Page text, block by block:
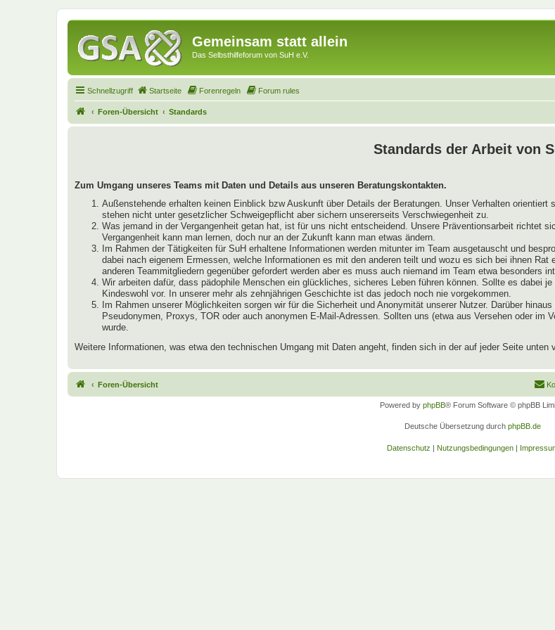
Gemeinsam statt allein
Das Selbsthilfeforum von SuH e.V.
Schnellzugriff Startseite Forenregeln Forum rules
Foren-Übersicht Standards
Standards der Arbeit von
Zum Umgang unseres Teams mit Daten und Details aus unseren Beratungskontakten.
Außenstehende erhalten keinen Einblick bzw Auskunft über Details der Beratungen. Unser Verhalten
stehen nicht unter gesetzlicher Schweigepflicht aber sichern unsererseits Verschwiegenheit zu.
Was jemand in der Vergangenheit getan hat, ist für uns nicht entscheidend. Unsere Präventionsarbeit richtet
Vergangenheit kann man lernen, doch nur an der Zukunft kann man etwas ändern.
Im Rahmen der Tätigkeiten für SuH erhaltene Informationen werden mitunter im Team ausgetauscht und
dabei nach eigenem Ermessen, welche Informationen es mit den anderen teilt und wozu es sich bei ihnen
anderen Teammitgliedern gegenüber gefordert werden aber es muss auch niemand im Team etwa besonders
Wir arbeiten dafür, dass pädophile Menschen ein glückliches, sicheres Leben führen können. Sollte es dabei
Kindeswohl vor. In unserer mehr als zehnjährigen Geschichte ist das jedoch noch nie vorgekommen.
Im Rahmen unserer Möglichkeiten sorgen wir für die Sicherheit und Anonymität unserer Nutzer. Darüber
Pseudonymen, Proxys, TOR oder auch anonymen E-Mail-Adressen. Sollten uns (etwa aus Versehen oder im
wurde.
Weitere Informationen, was etwa den technischen Umgang mit Daten angeht, finden sich in der auf jeder Seite unten
Foren-Übersicht
Powered by phpBB® Forum Software © phpBB
Deutsche Übersetzung durch phpBB.de
Datenschutz | Nutzungsbedingungen |